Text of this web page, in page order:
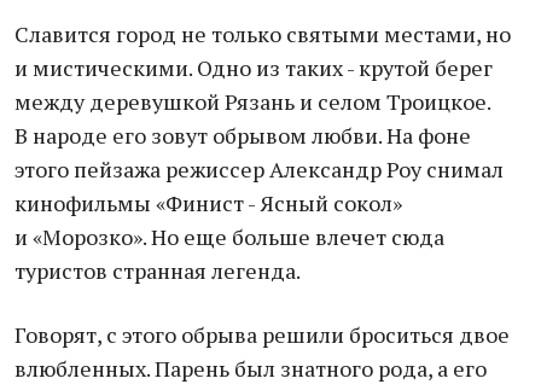
Славится город не только святыми местами, но
и мистическими. Одно из таких - крутой берег
между деревушкой Рязань и селом Троицкое.
В народе его зовут обрывом любви. На фоне
этого пейзажа режиссер Александр Роу снимал
кинофильмы «Финист - Ясный сокол»
и «Морозко». Но еще больше влечет сюда
туристов странная легенда.
Говорят, с этого обрыва решили броситься двое
влюбленных. Парень был знатного рода, а его